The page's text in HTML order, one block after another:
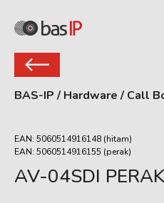
BAS-IP / Hardware / Call
EAN: 5060514916148 (hitam)
EAN: 5060514916155 (perak)
AV-04SDI